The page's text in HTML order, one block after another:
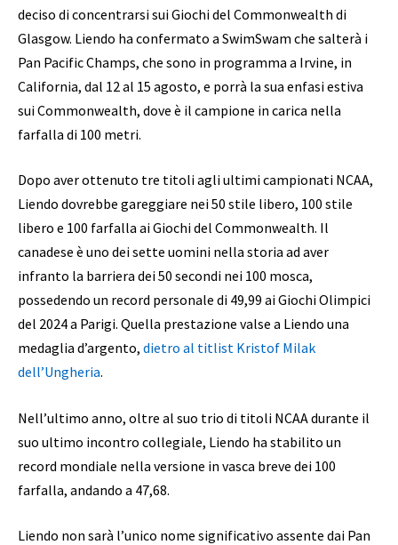
deciso di concentrarsi sui Giochi del Commonwealth di
Glasgow. Liendo ha confermato a SwimSwam che salterà i
Pan Pacific Champs, che sono in programma a Irvine, in
California, dal 12 al 15 agosto, e porrà la sua enfasi estiva
sui Commonwealth, dove è il campione in carica nella
farfalla di 100 metri.
Dopo aver ottenuto tre titoli agli ultimi campionati NCAA,
Liendo dovrebbe gareggiare nei 50 stile libero, 100 stile
libero e 100 farfalla ai Giochi del Commonwealth. Il
canadese è uno dei sette uomini nella storia ad aver
infranto la barriera dei 50 secondi nei 100 mosca,
possedendo un record personale di 49,99 ai Giochi Olimpici
del 2024 a Parigi. Quella prestazione valse a Liendo una
medaglia d’argento, dietro al titlist Kristof Milak
dell’Ungheria.
Nell’ultimo anno, oltre al suo trio di titoli NCAA durante il
suo ultimo incontro collegiale, Liendo ha stabilito un
record mondiale nella versione in vasca breve dei 100
farfalla, andando a 47,68.
Liendo non sarà l’unico nome significativo assente dai Pan